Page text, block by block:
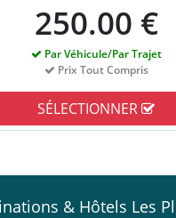
250.00 €
Par Véhicule/Par Trajet
Prix Tout Compris
SÉLECTIONNER
& Hôtels Les